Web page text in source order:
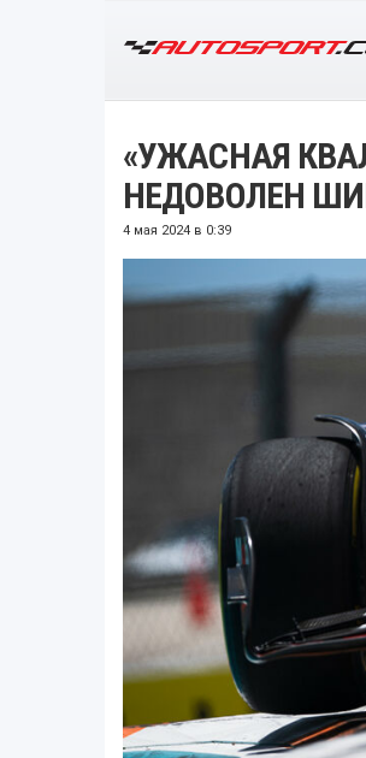
«УЖАСНАЯ
НЕДОВОЛЕН
4 мая 2024 в 0:39